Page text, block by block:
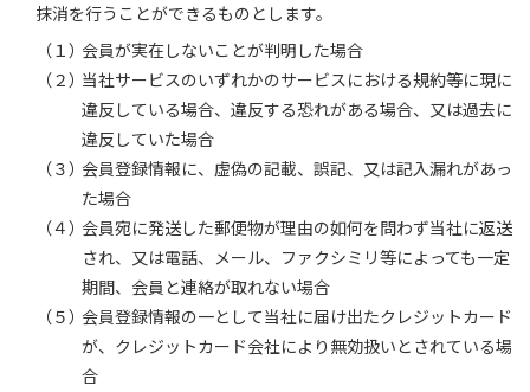
抹消を行うことができるものとします。
（１）会員が実在しないことが判明した場合
（２）当社サービスのいずれかのサービスにおける規約等に現に
違反している場合、違反する恐れがある場合、又は過去に
違反していた場合
（３）会員登録情報に、虚偽の記載、誤記、又は記入漏れがあっ
た場合
（４）会員宛に発送した郵便物が理由の如何を問わず当社に返送
され、又は電話、メール、ファクシミリ等によっても一定
期間、会員と連絡が取れない場合
（５）会員登録情報の一として当社に届け出たクレジットカード
が、クレジットカード会社により無効扱いとされている場
合